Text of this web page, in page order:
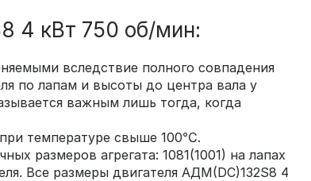
4 кВт 750 об/мин:
вследствие полного совпадения
по лапам и высоты до центра вала у
важным лишь тогда, когда
температуре свыше 100℃.
размеров агрегата: 1081(1001) на лапах
Все размеры двигателя АДМ(DC)132S8 4